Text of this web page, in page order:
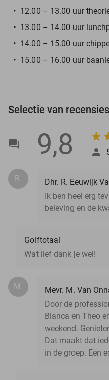
12.00 – 13.00 uur
13.00 – 14.00 uur
14.00 – 15.00 uur
15.00 – 16.00 uur
Selectie van recensies
9,8
R.
Dhr. R. Eeuwijk
Ik ben heel erg
beleving en de
Golftotaal
Wat lief dank je wel!
M.
Mevr. M. Van
Door de
Bianca en Theo
weekend.
Dat maakt dat
in de groep. Een